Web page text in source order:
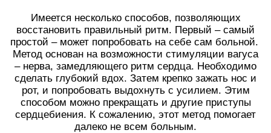
Имеется несколько способов, позволяющих
восстановить правильный ритм. Первый – самый
простой – может попробовать на себе сам больной.
Метод основан на возможности стимуляции вагуса
– нерва, замедляющего ритм сердца. Необходимо
сделать глубокий вдох. Затем крепко зажать нос и
рот, и попробовать выдохнуть с усилием. Этим
способом можно прекращать и другие приступы
сердцебиения. К сожалению, этот метод помогает
далеко не всем больным.